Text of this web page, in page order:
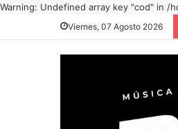
Warning: Undefined array key "cod" in
Viernes, 07 Agosto 2026